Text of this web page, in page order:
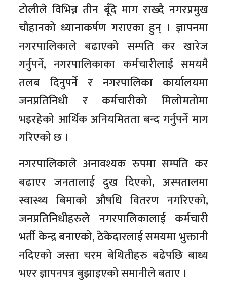
टोलीले विभिन्न तीन बूँदे माग राख्दै नगरप्रमुख
चौहानको ध्यानाकर्षण गराएका हुन् । ज्ञापनमा
नगरपालिकाले बढाएको सम्पति कर खारेज
गर्नुपर्ने, नगरपालिकाका कर्मचारीलाई समयमै
तलब दिनुपर्ने र नगरपालिका कार्यालयमा
जनप्रतिनिधी र कर्मचारीको मिलोमतोमा
भइरहेको आर्थिक अनियमितता बन्द गर्नुपर्ने माग
गरिएको छ ।
नगरपालिकाले अनावश्यक रुपमा सम्पति कर
बढाएर जनतालाई दुख दिएको, अस्पतालमा
स्वास्थ्य बिमाको औषधि वितरण नगरिएको,
जनप्रतिनिधीहरुले नगरपालिकालाई कर्मचारी
भर्ती केन्द्र बनाएको, ठेकेदारलाई समयमा भुक्तानी
नदिएको जस्ता चरम बेथितीहरु बढेपछि बाध्य
भएर ज्ञापनपत्र बुझाइएको समानीले बताए ।